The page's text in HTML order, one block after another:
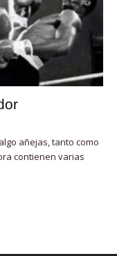
añejas, tanto como
contienen varias